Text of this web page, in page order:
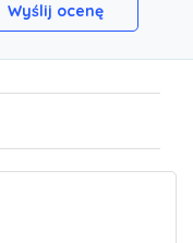
Wyślij ocenę